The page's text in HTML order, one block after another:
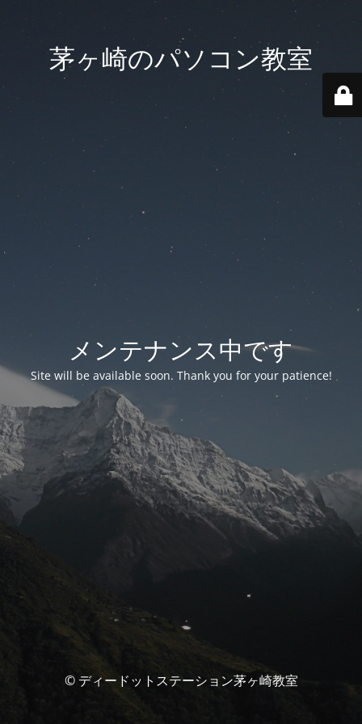
茅ヶ崎のパソコン教室
メンテナンス中です
Site will be available soon. Thank you for your patience!
© ディードットステーション茅ヶ崎教室